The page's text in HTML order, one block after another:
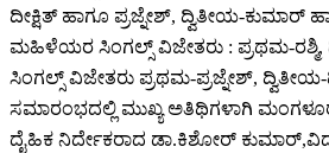
ದೀಕ್ಷಿತ್ ಹಾಗೂ ಪ್ರಜ್ನೇಶ್, ದ್ವಿತೀಯ-ಕುಮಾರ್
ಮಹಿಳೆಯರ ಸಿಂಗಲ್ಸ್ ವಿಜೇತರು : ಪ್ರಥಮ-ರಶ್ಮಿ,
ಸಿಂಗಲ್ಸ್ ವಿಜೇತರು ಪ್ರಥಮ-ಪ್ರಜ್ನೇಶ್,
ಸಮಾರಂಭದಲ್ಲಿ ಮುಖ್ಯ ಅತಿಥಿಗಳಾಗಿ
ದೈಹಿಕ ನಿರ್ದೇಕರಾದ ಡಾ.ಕಿಶೋರ್